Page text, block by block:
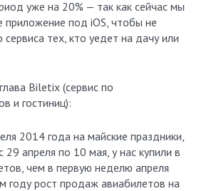
уже на 20% — так как сейчас мы
приложение под iOS, чтобы не
сервиса тех, кто уедет на дачу или
Biletix (сервис по
и гостиниц):
2014 года на майские праздники,
29 апреля по 10 мая, у нас купили в
чем в первую неделю апреля
году рост продаж авиабилетов на